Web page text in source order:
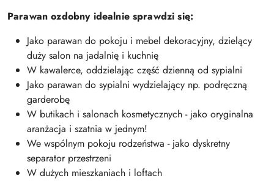
Parawan ozdobny idealnie sprawdzi się:
Jako parawan do pokoju i mebel dekoracyjny, dzielący
duży salon na jadalnię i kuchnię
W kawalerce, oddzielając część dzienną od sypialni
Jako parawan do sypialni wydzielający np. podręczną
garderobę
W butikach i salonach kosmetycznych - jako oryginalna
aranżacja i szatnia w jednym!
We wspólnym pokoju rodzeństwa - jako dyskretny
separator przestrzeni
W dużych mieszkaniach i loftach